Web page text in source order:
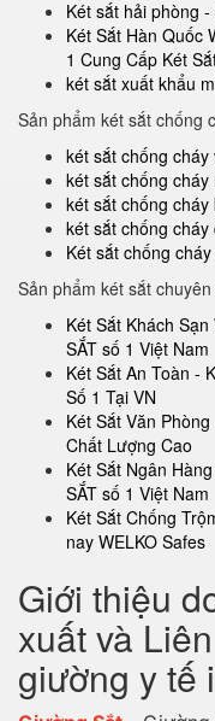
Két sắt hải phòng
Két Sắt Hàn Quốc
1 Cung Cấp Két
két sắt xuất khẩu
Sản phẩm két sắt chống
két sắt chống cháy
két sắt chống cháy
két sắt chống
két sắt chống cháy
Két sắt chống
Sản phẩm két sắt
Két Sắt Khách
SẮT số 1 Việt Nam
Két Sắt An Toàn -
Số 1 Tại VN
Két Sắt Văn
Chất Lượng Cao
Két Sắt Ngân
SẮT số 1 Việt Nam
Két Sắt Chống
nay WELKO Safes
Giới thiệu
xuất và
giường y tế